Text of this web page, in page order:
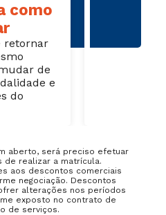
como
retornar
de
e
do
aberto, será preciso efetuar
de realizar a matrícula.
aos descontos comerciais
negociação. Descontos
alterações nos períodos
exposto no contrato de
de serviços.